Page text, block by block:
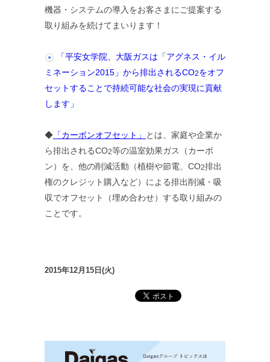
機器・システムの導入をお客さまにご提案する
取り組みを続けてまいります！
「平安女学院、大阪ガスは「アグネス・イル
ミネーション2015」から排出されるCO2をオフ
セットすることで持続可能な社会の実現に貢献
します」
◆ 「カーボンオフセット」
とは、家庭や企業か
ら排出されるCO2等の温室効果ガス（カーボ
ン）を、他の削減活動（植樹や節電、CO2排出
権のクレジット購入など）による排出削減・吸
収でオフセット（埋め合わせ）する取り組みの
ことです。
2015年12月15日(火)